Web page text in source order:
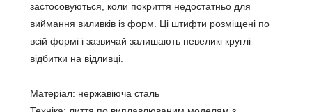
застосовуються, коли покриття недостатньо для
виймання виливків із форм. Ці штифти розміщені по
всій формі і зазвичай залишають невеликі круглі
відбитки на відливці.
Матеріал: нержавіюча сталь